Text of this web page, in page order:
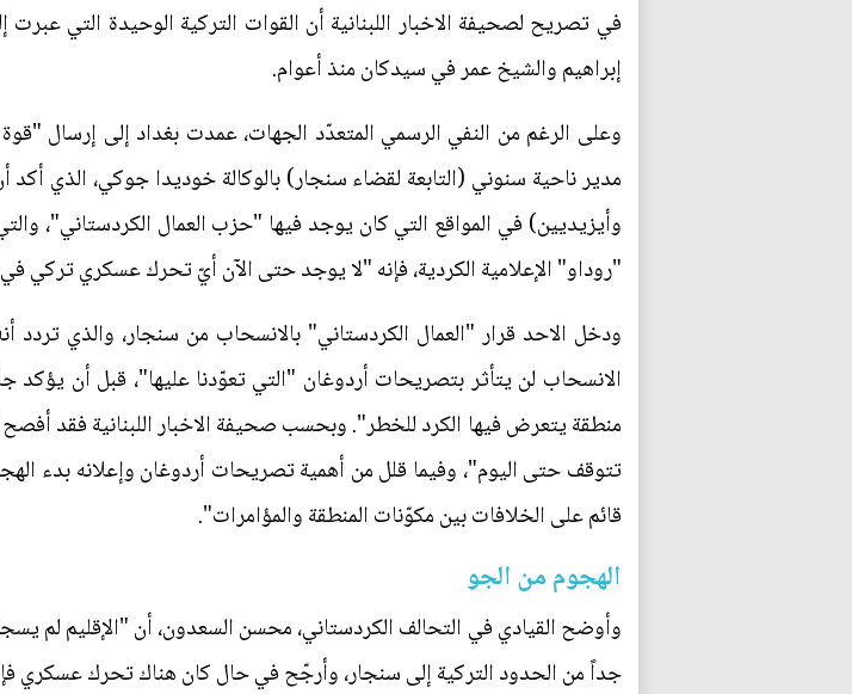
في تصريح لصحيفة الاخبار اللبنانية أن القوات التركية الوحيدة التي
إبراهيم والشيخ عمر في سيدكان منذ أعوام.
وعلى الرغم من النفي الرسمي المتعدّد الجهات، عمدت بغداد إلى إرسال
مدير ناحية سنوني (التابعة لقضاء سنجار) بالوكالة خوديدا جوكي، الذي
وأيزيديين) في المواقع التي كان يوجد فيها "حزب العمال الكردستاني"،
"روداو" الإعلامية الكردية، فإنه "لا يوجد حتى الآن أيّ تحرك عسكري تركي
ودخل الاحد قرار "العمال الكردستاني" بالانسحاب من سنجار، والذي
الانسحاب لن يتأثر بتصريحات أردوغان "التي تعوّدنا عليها"، قبل أن
منطقة يتعرض فيها الكرد للخطر". وبحسب صحيفة الاخبار اللبنانية فقد
تتوقف حتى اليوم"، وفيما قلل من أهمية تصريحات أردوغان وإعلانه بدء
قائم على الخلافات بين مكوّنات المنطقة والمؤامرات".
الهجوم من الجو
وأوضح القيادي في التحالف الكردستاني، محسن السعدون، أن "الإقليم لم
جداً من الحدود التركية إلى سنجار، وأرجّح في حال كان هناك تحرك